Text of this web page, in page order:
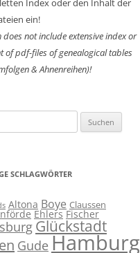
Index oder den Inhalt der
ein!
does not include extensive index or
ofpdf-files of genealogical tables
& Ahnenreihen)!
SCHLAGWÖRTER
Altona Boye Claussen
Ehlers Fischer
Glückstadt
Gude Hamburg